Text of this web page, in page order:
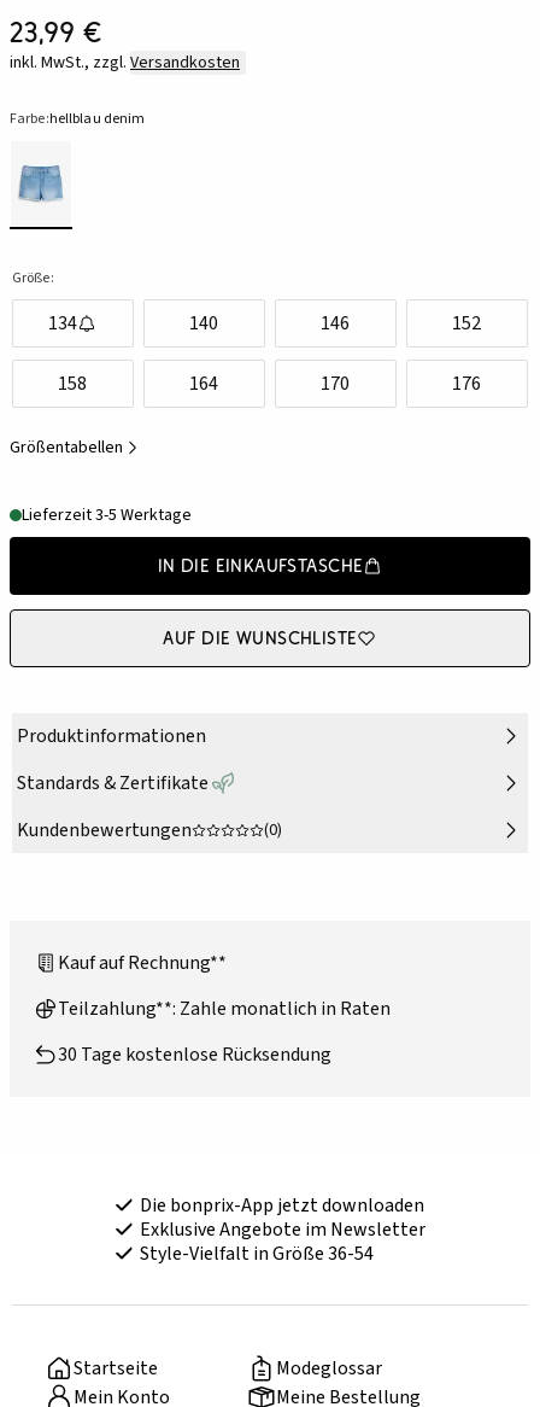
23,99 €
inkl. MwSt., zzgl. Versandkosten
Farbe:hellblau denim
Größe:
134 140 146 152
158 164 170 176
Größentabellen
Lieferzeit 3-5 Werktage
In die Einkaufstasche
Auf die Wunschliste
Produktinformationen
Standards & Zertifikate
Kundenbewertungen
(0)
Kauf auf Rechnung**
Teilzahlung**: Zahle monatlich in Raten
30 Tage kostenlose Rücksendung
Die bonprix-App jetzt downloaden
Exklusive Angebote im Newsletter
Style-Vielfalt in Größe 36-54
Startseite
Modeglossar
Mein Konto
Meine Bestellung